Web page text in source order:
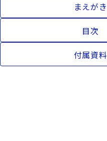
まえがき
目次
付属資料